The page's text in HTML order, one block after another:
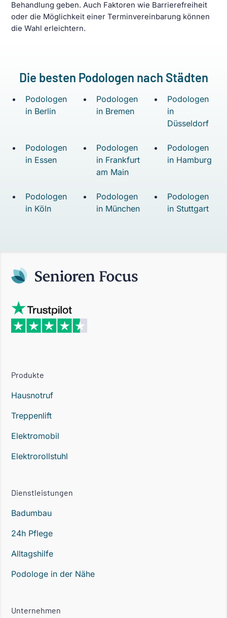
Behandlung geben. Auch Faktoren wie Barrierefreiheit
oder die Möglichkeit einer Terminvereinbarung können
die Wahl erleichtern.
Die besten Podologen nach Städten
Podologen
in Berlin
Podologen
in Bremen
Podologen
in
Düsseldorf
Podologen
in Essen
Podologen
in Frankfurt
am Main
Podologen
in Hamburg
Podologen
in Köln
Podologen
in München
Podologen
in Stuttgart
Produkte
Hausnotruf
Treppenlift
Elektromobil
Elektrorollstuhl
Dienstleistungen
Badumbau
24h Pflege
Alltagshilfe
Podologe in der Nähe
Unternehmen